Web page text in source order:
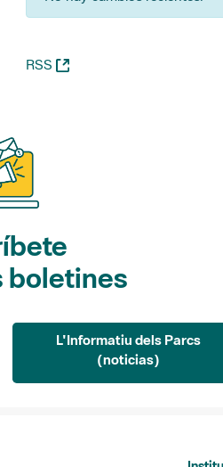
RSS (Abre una nueva ventana)
boletines
L'Informatiu dels Parcs
(noticias)